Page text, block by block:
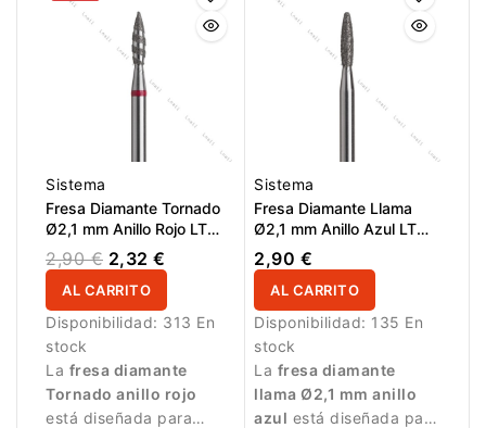
Sistema
Fresa Diamante Tornado
Ø2,1 mm Anillo Rojo LT
8,0 mm
2,90 € 2,32 €
AL CARRITO
Disponibilidad: 313 En
stock
La fresa diamante
Tornado anillo rojo
está diseñada para
Sistema
Fresa Diamante Llama
Ø2,1 mm Anillo Azul LT
8,0 mm
2,90 €
AL CARRITO
Disponibilidad: 135 En
stock
La fresa diamante
llama Ø2,1 mm anillo
azul está diseñada para